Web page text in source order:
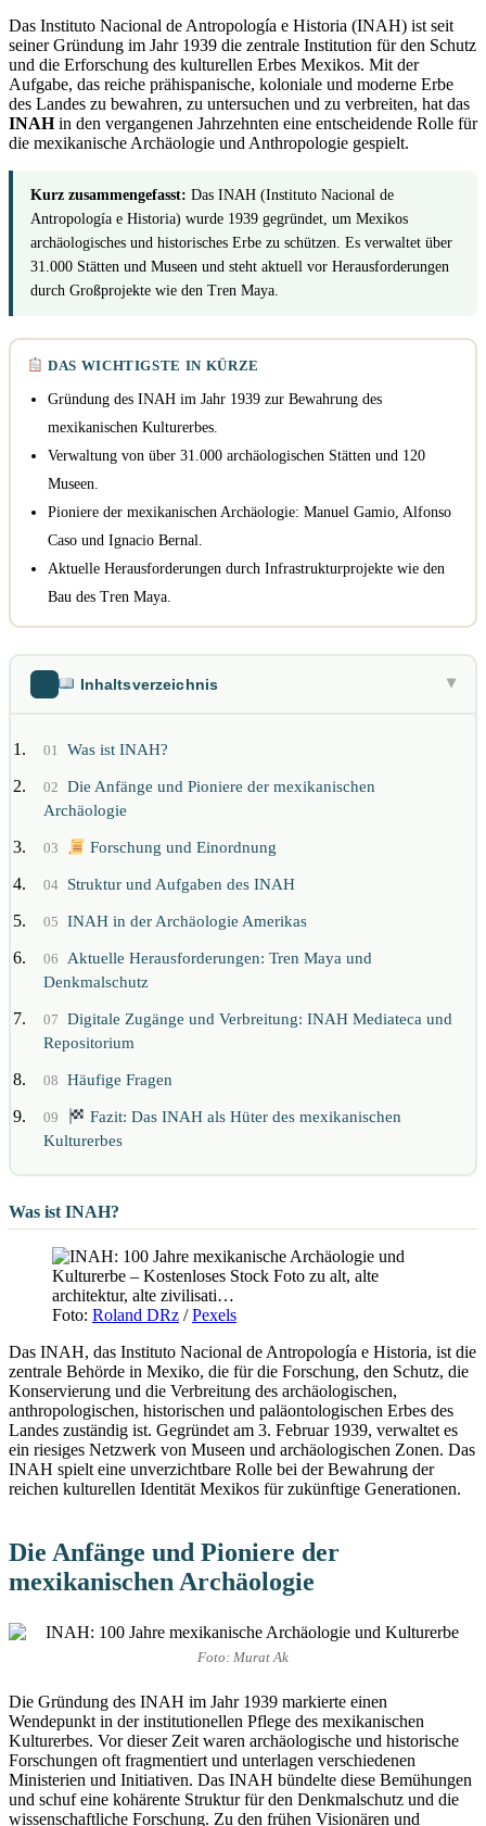
Das Instituto Nacional de Antropología e Historia (INAH) ist seit
seiner Gründung im Jahr 1939 die zentrale Institution für den Schutz
und die Erforschung des kulturellen Erbes Mexikos. Mit der
Aufgabe, das reiche prähispanische, koloniale und moderne Erbe
des Landes zu bewahren, zu untersuchen und zu verbreiten, hat das
INAHin den vergangenen Jahrzehnten eine entscheidende Rolle für
die mexikanische Archäologie und Anthropologie gespielt.
Kurz zusammengefasst: Das INAH (Instituto Nacional de
Antropología e Historia) wurde 1939 gegründet, um Mexikos
archäologisches und historisches Erbe zu schützen. Es verwaltet über
31.000 Stätten und Museen und steht aktuell vor Herausforderungen
durch Großprojekte wie den Tren Maya.
DAS WICHTIGSTE IN KÜRZE
Gründung des INAH im Jahr 1939 zur Bewahrung des
mexikanischen Kulturerbes.
Verwaltung von über 31.000 archäologischen Stätten und 120
Museen.
Pioniere der mexikanischen Archäologie: Manuel Gamio, Alfonso
Caso und Ignacio Bernal.
Aktuelle Herausforderungen durch Infrastrukturprojekte wie den
Bau des Tren Maya.
Inhaltsverzeichnis ▶
01 Was ist INAH?
02 Die Anfänge und Pioniere der mexikanischen
Archäologie
03 Forschung und Einordnung
04 Struktur und Aufgaben des INAH
05 INAH in der Archäologie Amerikas
06 Aktuelle Herausforderungen: Tren Maya und
Denkmalschutz
07 Digitale Zugänge und Verbreitung: INAH Mediateca und
Repositorium
08 Häufige Fragen
09
Fazit: Das INAH als Hüter des mexikanischen
Kulturerbes
Was ist INAH?
Foto: Roland DRz /Pexels
Das INAH, das Instituto Nacional de Antropología e Historia, ist die
zentrale Behörde in Mexiko, die für die Forschung, den Schutz, die
Konservierung und die Verbreitung des archäologischen,
anthropologischen, historischen und paläontologischen Erbes des
Landes zuständig ist. Gegründet am 3. Februar 1939, verwaltet es
ein riesiges Netzwerk von Museen und archäologischen Zonen. Das
INAH spielt eine unverzichtbare Rolle bei der Bewahrung der
reichen kulturellen Identität Mexikos für zukünftige Generationen.
Die Anfänge und Pioniere der
mexikanischen Archäologie
Foto: Murat Ak
Die Gründung des INAH im Jahr 1939 markierte einen
Wendepunkt in der institutionellen Pflege des mexikanischen
Kulturerbes. Vor dieser Zeit waren archäologische und historische
Forschungen oft fragmentiert und unterlagen verschiedenen
Ministerien und Initiativen. Das INAH bündelte diese Bemühungen
und schuf eine kohärente Struktur für den Denkmalschutz und die
wissenschaftliche Forschung. Zu den frühen Visionären und